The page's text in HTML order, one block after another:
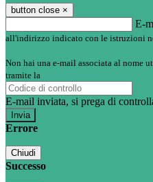
button close ×
E-
all'indirizzo indicato con le istruzioni
Non hai una e-mail associata al nome
tramite la
E-mail inviata, si prega di
Errore
Chiudi
Successo